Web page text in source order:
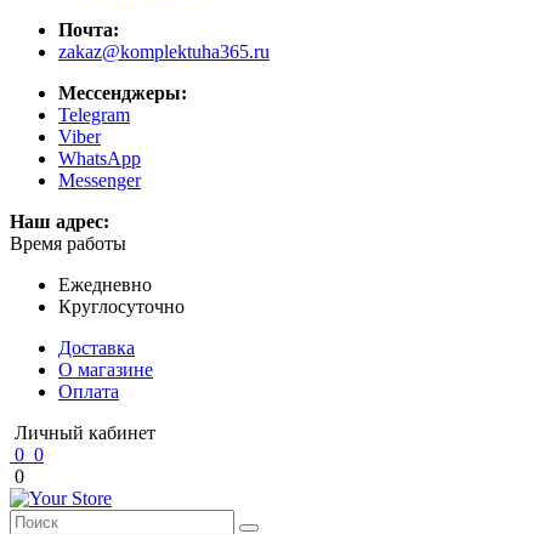
Почта:
zakaz@komplektuha365.ru
Мессенджеры:
Telegram
Viber
WhatsApp
Messenger
Наш адрес:
Время работы
Ежедневно
Круглосуточно
Доставка
О магазине
Оплата
Личный кабинет
0 0
0